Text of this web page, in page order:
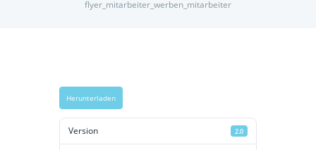
flyer_mitarbeiter_werben_mitarbeiter
Herunterladen
Version 2.0